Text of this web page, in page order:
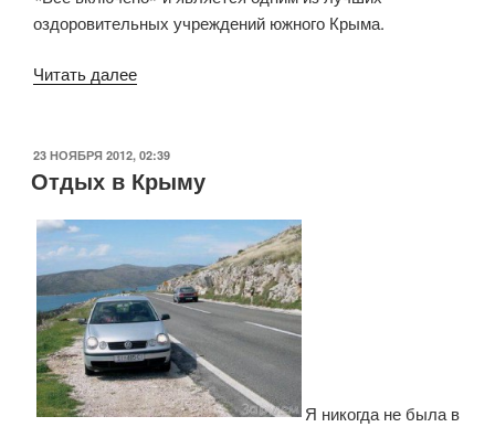
оздоровительных учреждений южного Крыма.
Читать далее
колос»»
ОПУБЛИКОВАНО
23 НОЯБРЯ 2012, 02:39
Отдых в Крыму
Я никогда не была в